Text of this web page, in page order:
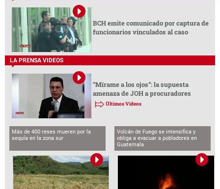
BCH emite comunicado por captura de
funcionarios vinculados al caso
LA PRENSA VIDEOS
“Mírame a los ojos”: la supuesta
amenaza de JOH a procuradores
Últimos Videos
Más de 400 reses mueren por la
sequía en la zona sur
Volcán de Fuego se intensifica y
obliga a evacuar a pobladores en
Guatemala